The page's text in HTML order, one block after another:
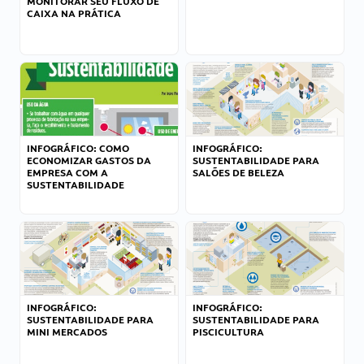
CAIXA NA PRÁTICA
INFOGRÁFICO: COMO
ECONOMIZAR GASTOS DA
EMPRESA COM A
SUSTENTABILIDADE
INFOGRÁFICO:
SUSTENTABILIDADE PARA
SALÕES DE BELEZA
INFOGRÁFICO:
SUSTENTABILIDADE PARA
MINI MERCADOS
INFOGRÁFICO:
SUSTENTABILIDADE PARA
PISCICULTURA